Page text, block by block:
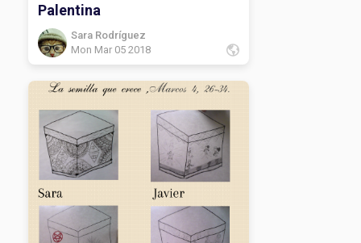
Palentina
Sara Rodríguez
Mon Mar 05 2018